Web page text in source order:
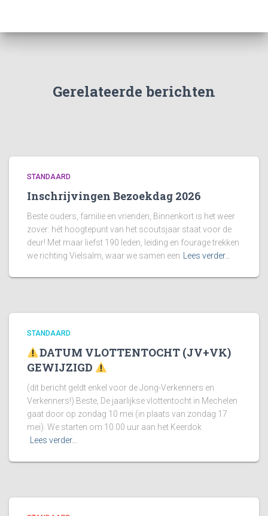
Gerelateerde berichten
STANDAARD
Inschrijvingen Bezoekdag 2026
Beste ouders, familie en vrienden, Binnenkort is het weer
zover: hét hoogtepunt van het scoutsjaar staat voor de
deur! Met maar liefst 190 leden, leiding en fourage trekken
we richting Vielsalm, waar we samen een
Lees verder…
STANDAARD
DATUM VLOTTENTOCHT (JV+VK)
GEWIJZIGD
(dit bericht geldt enkel voor de Jong-Verkenners en
Verkenners!) Beste, De jaarlijkse vlottentocht in Mechelen
gaat door op zondag 10 mei (in plaats van zondag 17
mei). We starten om 10.00 uur aan het Keerdok
Lees verder…